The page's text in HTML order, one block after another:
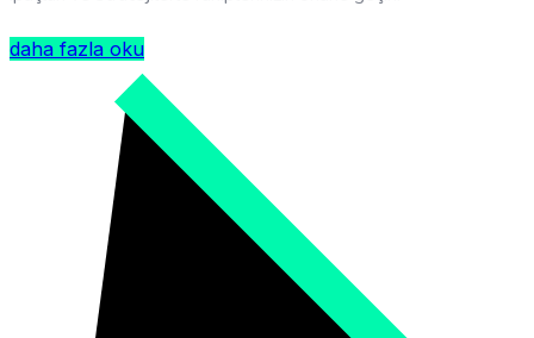
daha fazla oku